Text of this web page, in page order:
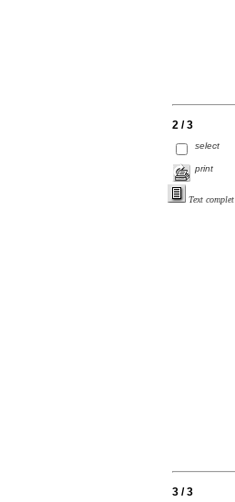
2 / 3
select
print
Text complet
3 / 3